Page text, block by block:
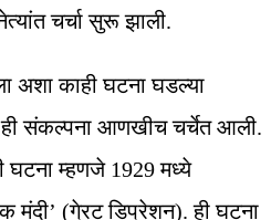
चर्चा सुरू झाली.
अशा काही घटना घडल्या
ही संकल्पना आणखीच चर्चेत आली.
घटना म्हणजे 1929 मध्ये
मंदी’ (गे्रट डिप्रेशन). ही घटना